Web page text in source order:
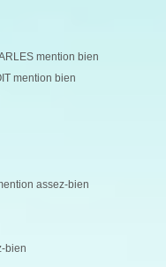
mention bien
mention bien
assez-bien
bien